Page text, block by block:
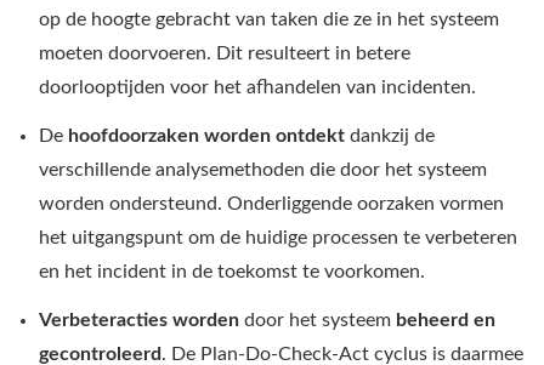
op de hoogte gebracht van taken die ze in het systeem
moeten doorvoeren. Dit resulteert in betere
doorlooptijden voor het afhandelen van incidenten.
De hoofdoorzaken worden ontdekt dankzij de
verschillende analysemethoden die door het systeem
worden ondersteund. Onderliggende oorzaken vormen
het uitgangspunt om de huidige processen te verbeteren
en het incident in de toekomst te voorkomen.
Verbeteracties worden door het systeem beheerd en
gecontroleerd. De Plan-Do-Check-Act cyclus is daarmee